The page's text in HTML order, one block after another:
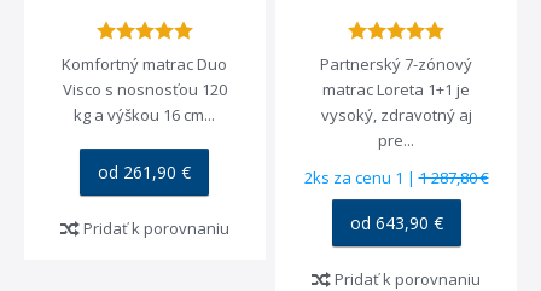
Komfortný matrac Duo
Visco s nosnosťou 120
kg a výškou 16 cm...
od 261,90 €
Pridať k porovnaniu
Partnerský 7-zónový
matrac Loreta 1+1 je
vysoký, zdravotný aj
pre...
2ks za cenu 1 |1 287,80 €
od 643,90 €
Pridať k porovnaniu